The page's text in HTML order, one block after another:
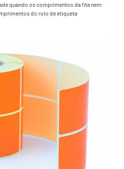
quando os comprimentos da fita nem
do rolo de etiqueta